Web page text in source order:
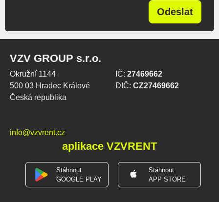
Odeslat
VZV GROUP s.r.o.
Okružní 1144
500 03 Hradec Králové
Česká republika
IČ: 27469662
DIČ: CZ27469662
info@vzvrent.cz
aplikace VZVRENT
Stáhnout
GOOGLE PLAY
Stáhnout
APP STORE